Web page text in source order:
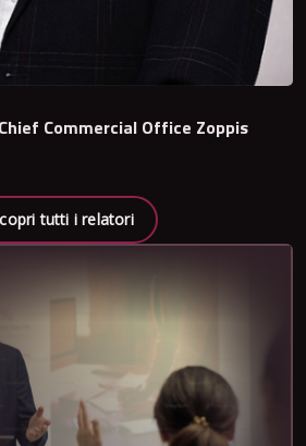
Commercial Office Zoppis
tutti i relatori